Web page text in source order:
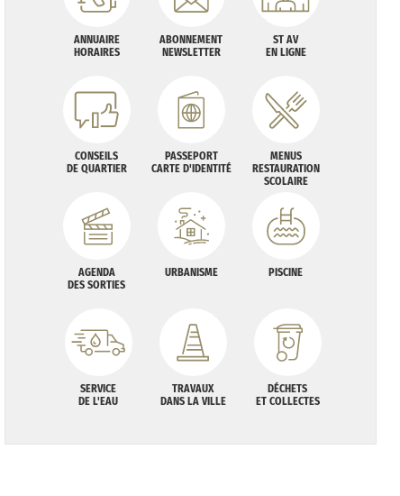
ANNUAIRE
HORAIRES
ABONNEMENT
NEWSLETTER
ST AV
EN LIGNE
CONSEILS
DE QUARTIER
PASSEPORT
CARTE D'IDENTITÉ
MENUS
RESTAURATION
SCOLAIRE
AGENDA
DES SORTIES
URBANISME PISCINE
SERVICE
DE L'EAU
TRAVAUX
DANS LA VILLE
DÉCHETS
ET COLLECTES